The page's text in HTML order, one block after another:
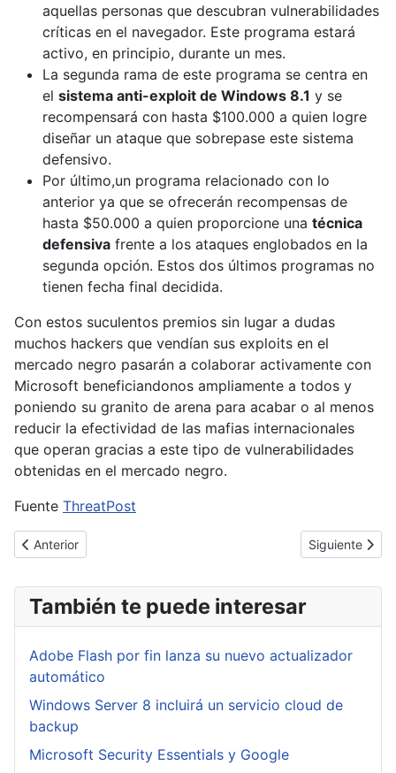
aquellas personas que descubran vulnerabilidades
críticas en el navegador. Este programa estará
activo, en principio, durante un mes.
La segunda rama de este programa se centra en
el sistema anti-exploit de Windows 8.1 y se
recompensará con hasta $100.000 a quien logre
diseñar un ataque que sobrepase este sistema
defensivo.
Por último,un programa relacionado con lo
anterior ya que se ofrecerán recompensas de
hasta $50.000 a quien proporcione una técnica
defensiva frente a los ataques englobados en la
segunda opción. Estos dos últimos programas no
tienen fecha final decidida.
Con estos suculentos premios sin lugar a dudas
muchos hackers que vendían sus exploits en el
mercado negro pasarán a colaborar activamente con
Microsoft beneficiandonos ampliamente a todos y
poniendo su granito de arena para acabar o al menos
reducir la efectividad de las mafias internacionales
que operan gracias a este tipo de vulnerabilidades
obtenidas en el mercado negro.
Fuente ThreatPost
Artículo anterior: Steve Ballmer presenta Windows 8.1, vuelve el
Anterior Artículo
Siguiente
También te puede interesar
Adobe Flash por fin lanza su nuevo actualizador
automático
Windows Server 8 incluirá un servicio cloud de
backup
Microsoft Security Essentials y Google